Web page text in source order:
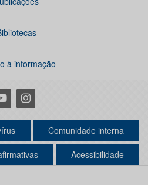
à informação
Instagram
Comunidade interna
Acessibilidade